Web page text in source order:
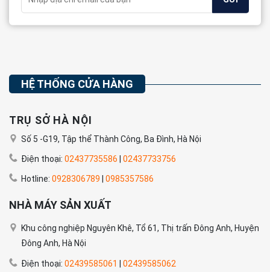
HỆ THỐNG CỬA HÀNG
TRỤ SỞ HÀ NỘI
Số 5 -G19, Tập thể Thành Công, Ba Đình, Hà Nội
Điện thoại: 02437735586 02437733756
Hotline: 0928306789 0985357586
NHÀ MÁY SẢN XUẤT
Khu công nghiệp Nguyên Khê, Tổ 61, Thị trấn Đông Anh, Huyện
Đông Anh, Hà Nội
Điện thoại: 02439585061 02439585062